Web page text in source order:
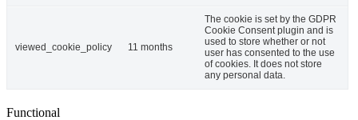
viewed_cookie_policy 11 months
The cookie is set by the GDPR
Cookie Consent plugin and is
used to store whether or not
user has consented to the use
of cookies. It does not store
any personal data.
Functional